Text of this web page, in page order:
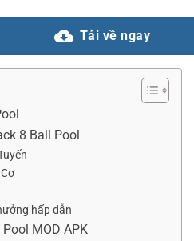
Tải về ngay
8 Ball Pool
hấp dẫn
MOD APK